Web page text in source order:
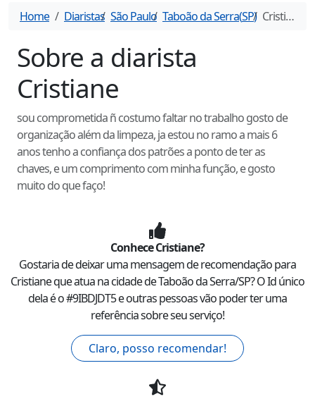
Home Diaristas São Paulo Taboão da Serra(SP) Cristiane
Sobre a diarista
Cristiane
sou comprometida ñ costumo faltar no trabalho gosto de
organização além da limpeza, ja estou no ramo a mais 6
anos tenho a confiança dos patrões a ponto de ter as
chaves, e um comprimento com minha função, e gosto
muito do que faço!
ConheceCristiane?
Gostaria de deixar uma mensagem de recomendação para
Cristianeque atua na cidade deTaboão da Serra/SP? O Id único
dela é o #9IBDJDT5e outras pessoas vão poder ter uma
referência sobre seu serviço!
Claro, posso recomendar!